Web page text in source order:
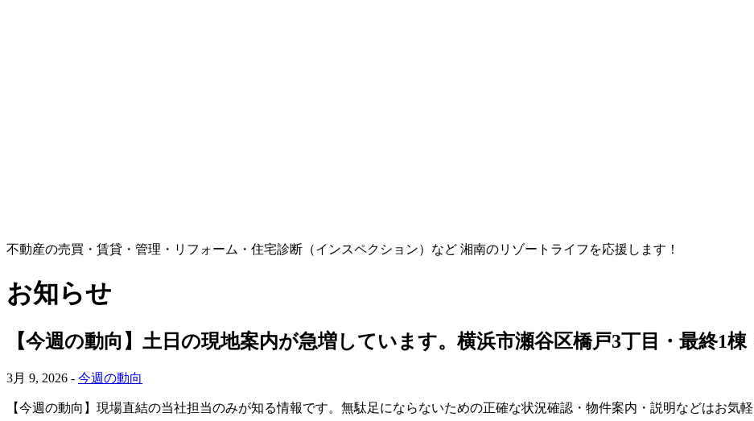
不動産の売買・賃貸・管理・リフォーム・住宅診断（インスペクション）など 湘南のリゾートライフを応援します！
お知らせ
【今週の動向】土日の現地案内が急増しています。横浜市瀬谷区橋戸3丁目・最終1棟
3月 9, 2026 - 今週の動向
【今週の動向】現場直結の当社担当のみが知る情報です。無駄足にならないための正確な状況確認・物件案内・説明などはお気